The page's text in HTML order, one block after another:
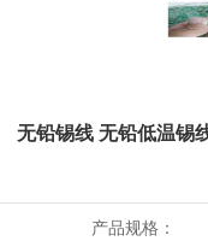
无铅锡线 无铅低温锡
产品规格：